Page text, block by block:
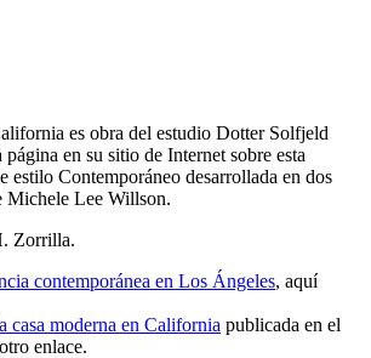
es obra del estudio Dotter Solfjeld
en su sitio de Internet sobre esta
estilo Contemporáneo desarrollada en dos
Michele Lee Willson.
Zorrilla.
contemporánea en Los Ángeles, aquí
casa moderna en California publicada en el
enlace.